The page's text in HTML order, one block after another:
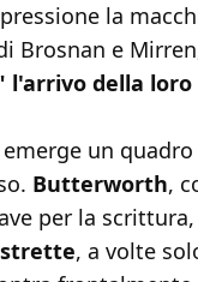
la
Brosnan e
l'arrivo della
un
Butterworth,
per la scrittura,
, a volte